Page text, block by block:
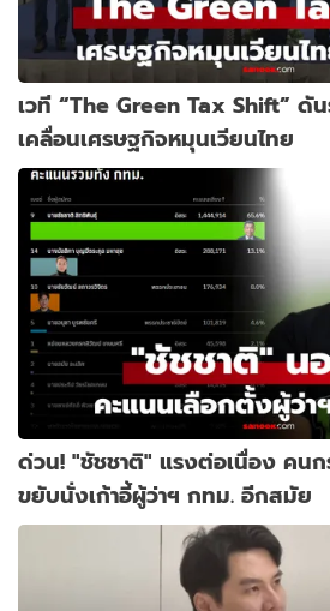
เวที “The Green Tax Shift” ดั
เคลื่อนเศรษฐกิจหมุนเวียนไทย
ด่วน! "ชัชชาติ" แรงต่อเนื่อง คนก
ขยับนั่งเก้าอี้ผู้ว่าฯ กทม. อีกสมัย